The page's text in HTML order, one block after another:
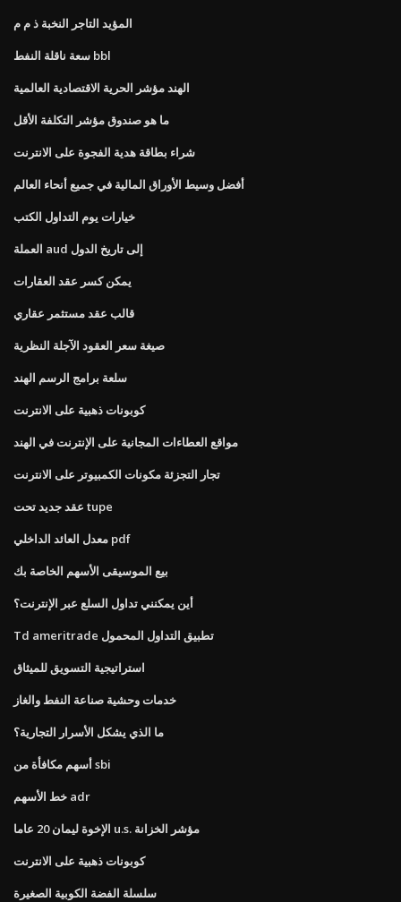
المؤيد التاجر النخبة ذ م م
سعة ناقلة النفط bbl
الهند مؤشر الحرية الاقتصادية العالمية
ما هو صندوق مؤشر التكلفة الأقل
شراء بطاقة هدية الفجوة على الانترنت
أفضل وسيط الأوراق المالية في جميع أنحاء العالم
خيارات يوم التداول الكتب
العملة aud إلى تاريخ الدول
يمكن كسر عقد العقارات
قالب عقد مستثمر عقاري
صيغة سعر العقود الآجلة النظرية
سلعة برامج الرسم الهند
كوبونات ذهبية على الانترنت
مواقع العطاءات المجانية على الإنترنت في الهند
تجار التجزئة مكونات الكمبيوتر على الانترنت
عقد جديد تحت tupe
معدل العائد الداخلي pdf
بيع الموسيقى الأسهم الخاصة بك
أين يمكنني تداول السلع عبر الإنترنت؟
Td ameritrade تطبيق التداول المحمول
استراتيجية التسويق للميثاق
خدمات وحشية صناعة النفط والغاز
ما الذي يشكل الأسرار التجارية؟
أسهم مكافأة من sbi
خط الأسهم adr
الإخوة ليمان 20 عاما u.s. مؤشر الخزانة
كوبونات ذهبية على الانترنت
سلسلة الفضة الكوبية الصغيرة